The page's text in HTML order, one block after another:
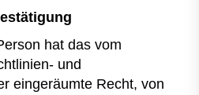
hat das vom
und
eingeräumte Recht, von